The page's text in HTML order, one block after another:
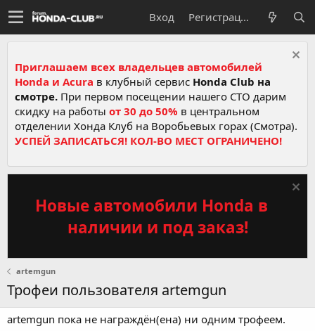
Вход Регистрация
Приглашаем всех владельцев автомобилей
Honda и Acura в клубный сервис Honda Club на
смотре. При первом посещении нашего СТО дарим
скидку на работы от 30 до 50% в центральном
отделении Хонда Клуб на Воробьевых горах (Смотра).
УСПЕЙ ЗАПИСАТЬСЯ! КОЛ-ВО МЕСТ ОГРАНИЧЕНО!
Новые автомобили Honda в
наличии и под заказ!
artemgun
Трофеи пользователя artemgun
artemgun пока не награждён(ена) ни одним трофеем.